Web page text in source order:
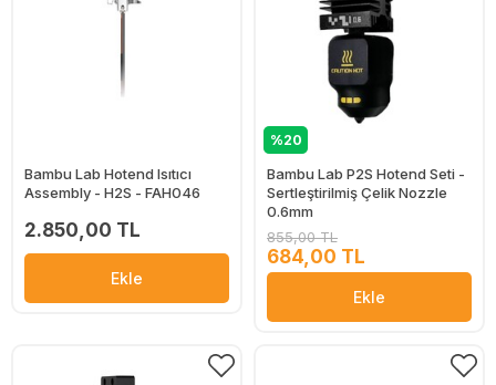
Bambu Lab Hotend Isıtıcı
Assembly - H2S - FAH046
2.850,00 TL
Ekle
%20
Bambu Lab P2S Hotend Seti -
Sertleştirilmiş Çelik Nozzle
0.6mm
855,00 TL
684,00 TL
Ekle